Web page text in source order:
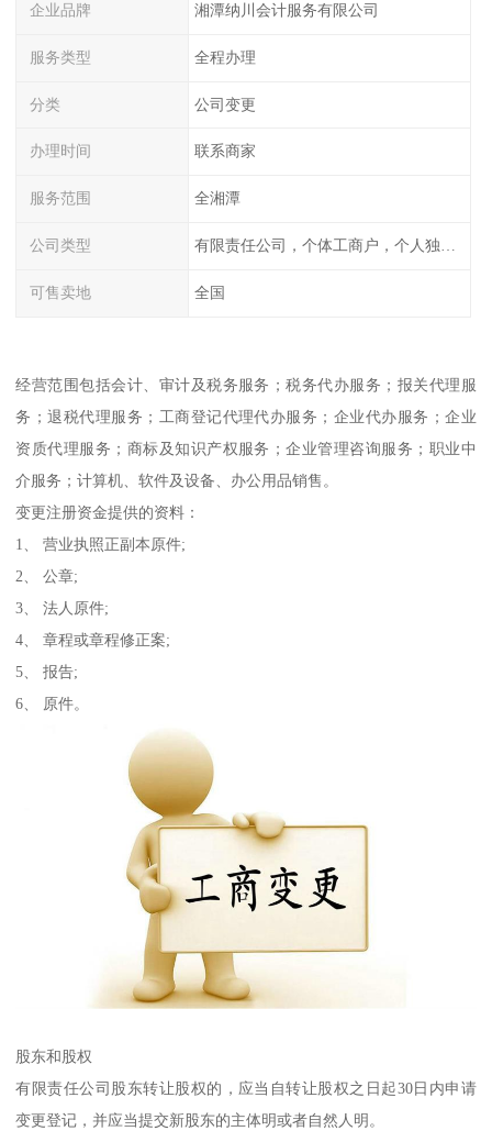
企业品牌 湘潭纳川会计服务有限公司
服务类型 全程办理
分类 公司变更
办理时间 联系商家
服务范围 全湘潭
公司类型
可售卖地 全国
经营范围包括会计、审计及税务服务；税务代办服务；报关代理服
务；退税代理服务；工商登记代理代办服务；企业代办服务；企业
资质代理服务；商标及知识产权服务；企业管理咨询服务；职业中
介服务；计算机、软件及设备、办公用品销售。
变更注册资金提供的资料：
1、 营业执照正副本原件;
2、 公章;
3、 法人原件;
4、 章程或章程修正案;
5、 报告;
6、 原件。
股东和股权
有限责任公司股东转让股权的，应当自转让股权之日起30日内申请
变更登记，并应当提交新股东的主体明或者自然人明。